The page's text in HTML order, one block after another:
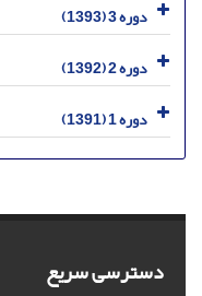
دوره 3 (1393)
دوره 2 (1392)
دوره 1 (1391)
دسترسی سریع